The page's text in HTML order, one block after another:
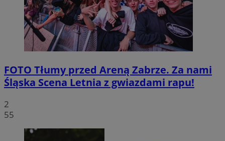
FOTO Tłumy przed Areną Zabrze. Za nami
Śląska Scena Letnia z gwiazdami rapu!
2
55